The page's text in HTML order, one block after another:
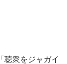
聴衆をジャガイ